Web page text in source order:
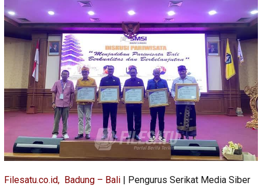
Filesatu.co.id, Badung – Bali | Pengurus Serikat Media Siber